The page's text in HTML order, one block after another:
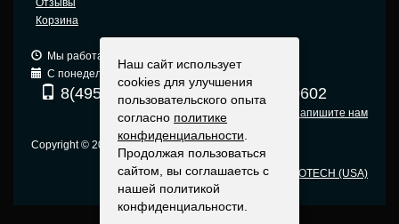
Корзина
Мы работаем: 9:00 — 19:00 (МСК)
С понедельника по пятницу
8(495) 740-6680 8(903) 540-0602
Напишите нам
Copyright © 2005-2015 Москва
Оригинальные прицелы EOTECH (USA)
Наш сайт использует
cookies для улучшения
пользовательского опыта
согласно политике
конфиденциальности
Продолжая пользоваться
сайтом, вы соглашаетсь с
нашей политикой
конфиденциальности.